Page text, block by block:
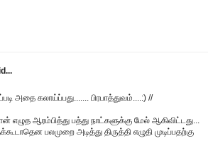
அதை கலாய்ப்பது....... பிரபாத்துவம்....:) //
எழுத ஆரம்பித்து பத்து நாட்களுக்கு மேல் ஆகிவிட்டது...
பலமுறை அடித்து திருத்தி எழுதி முடிப்பதற்கு